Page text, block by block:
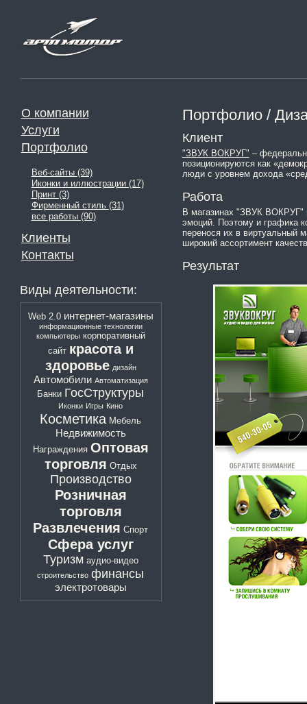
О компании
Услуги
Портфолио
Веб-сайты (39)
Иконки и иллюстрации (17)
Принт (3)
Фирменный стиль (31)
все работы (90)
Клиенты
Контакты
Виды деятельности:
Web 2.0 интернет-магазины
информационные технологии
компьютеры корпоративный
сайт красота и
здоровье дизайн
Автомобили Автоматизация
Банки ГосСтруктуры
Иконки Игры Кино
Косметика Мебель
Недвижимость
Награждения Оптовая
торговля Отдых
Производство
Розничная
торговля
Развлечения Спорт
Сфера услуг
Туризм аудио-видео
строительство финансы
электротовары
Портфолио /
Клиент
"ЗВУК ВОКРУГ" –
позиционируются как
люди с уровнем дохода
Работа
В магазинах "ЗВУК ВОКРУГ"
эмоций. Поэтому и графика
перенося их в виртуальный
широкий ассортимент
Результат